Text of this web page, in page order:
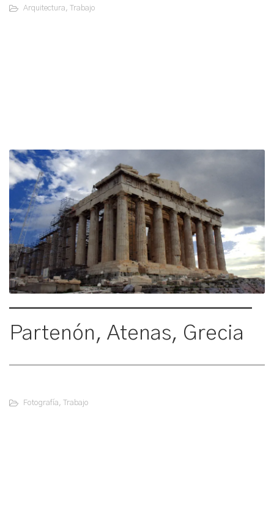
Arquitectura, Trabajo
Partenón, Atenas, Grecia
Fotografía, Trabajo